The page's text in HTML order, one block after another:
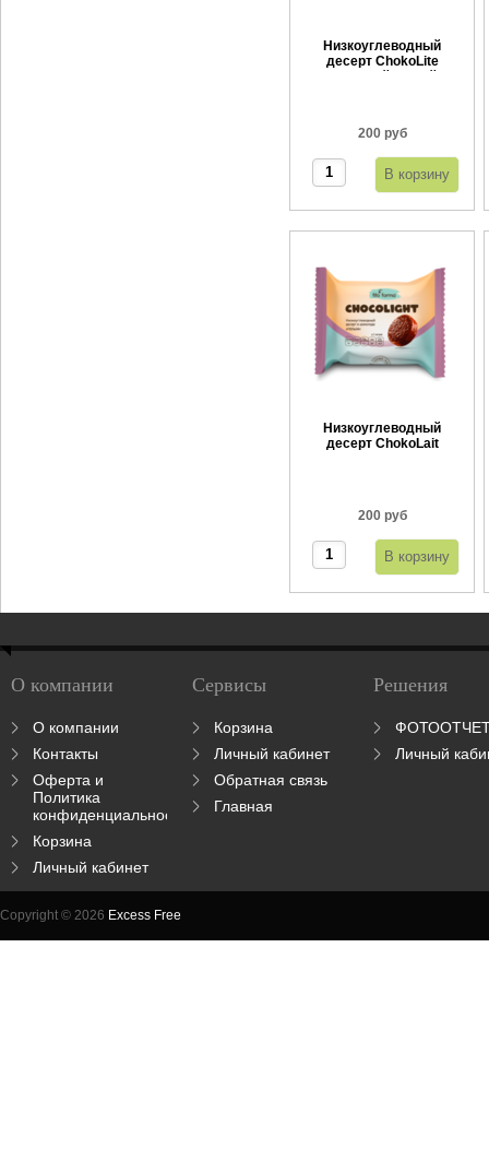
Низкоуглеводный
десерт ChokoLite
200 руб
Низкоуглеводный
десерт ChokoLait
200 руб
О компании
О компании
Контакты
Оферта и
Политика
конфиденциальности
Корзина
Личный кабинет
Сервисы
Корзина
Личный кабинет
Обратная связь
Главная
Решения
Личный
Copyright © 2026 Excess Free